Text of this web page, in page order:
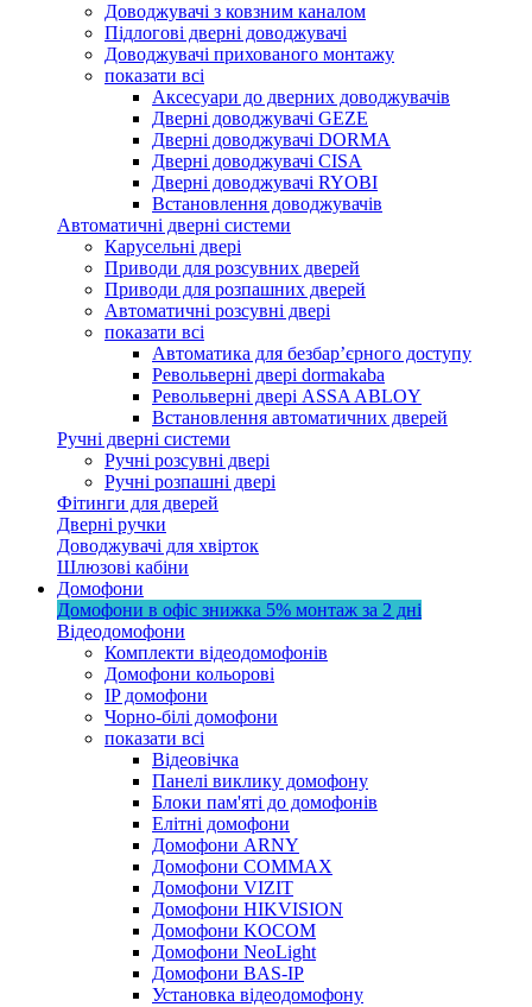
Доводжувачі з ковзним каналом
Підлогові дверні доводжувачі
Доводжувачі прихованого монтажу
показати всі
Аксесуари до дверних доводжувачів
Дверні доводжувачі GEZE
Дверні доводжувачі DORMA
Дверні доводжувачі CISA
Дверні доводжувачі RYOBI
Встановлення доводжувачів
Автоматичні дверні системи
Карусельні двері
Приводи для розсувних дверей
Приводи для розпашних дверей
Автоматичні розсувні двері
показати всі
Автоматика для безбар’єрного доступу
Револьверні двері dormakaba
Револьверні двері ASSA ABLOY
Встановлення автоматичних дверей
Ручні дверні системи
Ручні розсувні двері
Ручні розпашні двері
Фітинги для дверей
Дверні ручки
Доводжувачі для хвірток
Шлюзові кабіни
Домофони
Домофони в офіс знижка 5% монтаж за 2 дні
Відеодомофони
Комплекти відеодомофонів
Домофони кольорові
IP домофони
Чорно-білі домофони
показати всі
Відеовічка
Панелі виклику домофону
Блоки пам'яті до домофонів
Елітні домофони
Домофони ARNY
Домофони COMMAX
Домофони VIZIT
Домофони HIKVISION
Домофони KOCOM
Домофони NeoLight
Домофони BAS-IP
Установка відеодомофону